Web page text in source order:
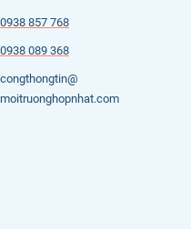
0938 857 768
0938 089 368
congthongtin@
moitruonghopnhat.com